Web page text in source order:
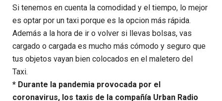
Si tenemos en cuenta la comodidad y el tiempo, lo mejor
es optar por un taxi porque es la opcion más rápida.
Además a la hora de ir o volver si llevas bolsas, vas
cargado o cargada es mucho más cómodo y seguro que
tus objetos vayan bien colocados en el maletero del
Taxi.
* Durante la pandemia provocada por el
coronavirus, los taxis de la compañía Urban Radio